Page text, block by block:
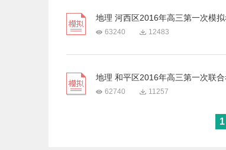
地理 河西区2016年高三第一次模
63240 12483
地理 和平区2016年高三第一次联
62740 11257
1